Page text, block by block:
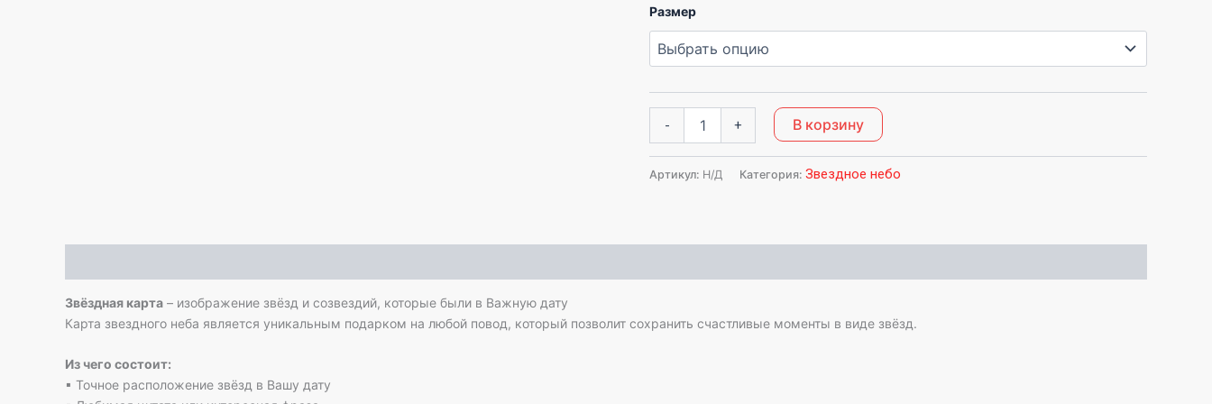
Размер
- + В корзину
Артикул: Н/Д Категория: Звездное небо
Звёздная карта – изображение звёзд и созвездий, которые были в Важную дату
Карта звездного неба является уникальным подарком на любой повод, который позволит сохранить счастливые моменты в виде звёзд.
Из чего состоит:
▪ Точное расположение звёзд в Вашу дату